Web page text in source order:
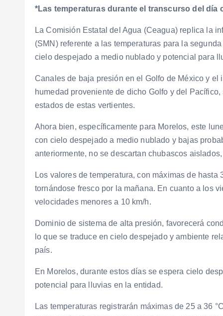
*Las temperaturas durante el transcurso del día
La Comisión Estatal del Agua (Ceagua) replica la
(SMN) referente a las temperaturas para la
cielo despejado a medio nublado y potencial para
Canales de baja presión en el Golfo de México y
humedad proveniente de dicho Golfo y del
estados de estas vertientes.
Ahora bien, específicamente para Morelos, este
con cielo despejado a medio nublado y bajas
anteriormente, no se descartan chubascos
Los valores de temperatura, con máximas de
tornándose fresco por la mañana. En cuanto a los
velocidades menores a 10 km/h.
Dominio de sistema de alta presión, favorecerá
lo que se traduce en cielo despejado y ambiente
país.
En Morelos, durante estos días se espera cielo
potencial para lluvias en la entidad.
Las temperaturas registrarán máximas de 25 a 36